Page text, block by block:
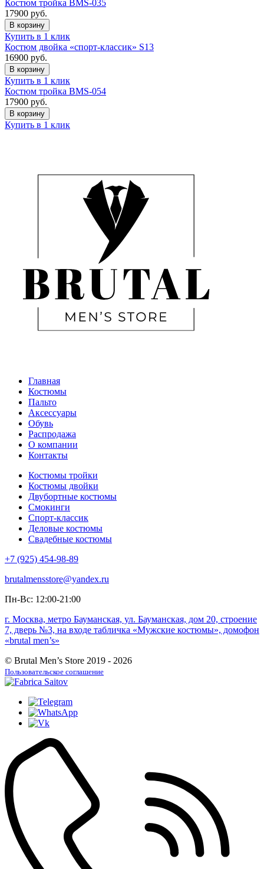
Костюм тройка BMS-035
17900 руб.
В корзину
Купить в 1 клик
Костюм двойка «спорт-классик» S13
16900 руб.
В корзину
Купить в 1 клик
Костюм тройка BMS-054
17900 руб.
В корзину
Купить в 1 клик
Главная
Костюмы
Пальто
Аксессуары
Обувь
Распродажа
О компании
Контакты
Костюмы тройки
Костюмы двойки
Двубортные костюмы
Смокинги
Спорт-классик
Деловые костюмы
Свадебные костюмы
+7 (925) 454-98-89
brutalmensstore@yandex.ru
Пн-Вс: 12:00-21:00
г. Москва, метро Бауманская, ул. Бауманская, дом 20, строение
7, дверь №3, на входе табличка «Мужские костюмы», домофон
«brutal men’s»
© Brutal Men’s Store 2019 - 2026
Пользовательское соглашение